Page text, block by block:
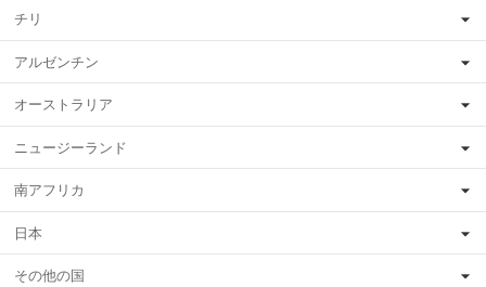
チリ
アルゼンチン
オーストラリア
ニュージーランド
南アフリカ
日本
その他の国